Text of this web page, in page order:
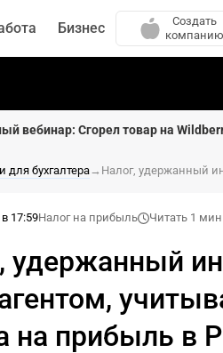
Бизнес
Создать
компанию
вебинар: Сгорел товар на
для бухгалтера→
17:59Налог на прибыль Читать 1 мин
удержанный
на прибыль в